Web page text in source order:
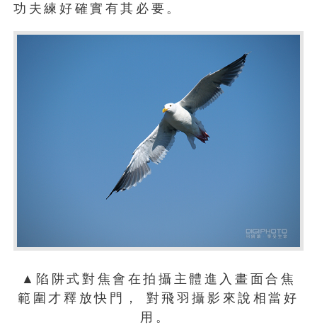
功夫練好確實有其必要。
▲陷阱式對焦會在拍攝主體進入畫面合焦
範圍才釋放快門， 對飛羽攝影來說相當好
用。